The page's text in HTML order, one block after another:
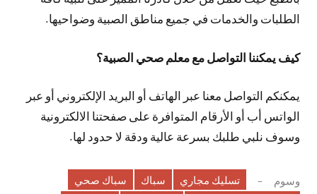
الطلبات والخدمات في جميع مناطق الصبية وضواحيها.
كيف يمكننا التواصل مع معلم صحي الصبية؟
يمكنكم التواصل معنا عبر الهاتف أو البريد الإلكتروني أو عبر
الواتس أب أو الأرقام المتوافرة على صفحتنا الالكترونية
وسوف نلبي طلبك بسرعة عالية ودقة لا حدود لها.
وسوم تسليك مجاري سباك
سباك صحي